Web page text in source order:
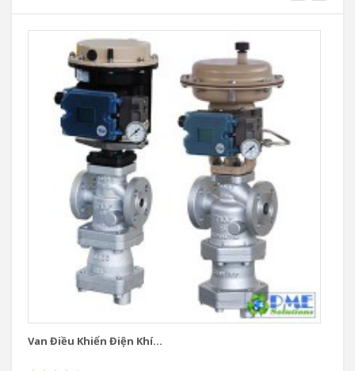
Van Điều Khiển Điện Khí...